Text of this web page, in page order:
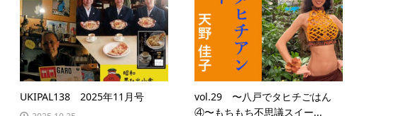
UKIPAL138 2025年11月号
vol.29 〜八戸でタヒチごはん
④〜もちもち不思議スイー...